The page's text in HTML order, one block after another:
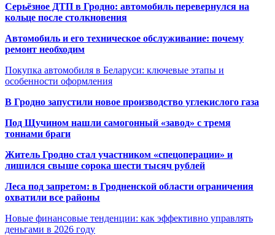
Серьёзное ДТП в Гродно: автомобиль перевернулся на
кольце после столкновения
Автомобиль и его техническое обслуживание: почему
ремонт необходим
Покупка автомобиля в Беларуси: ключевые этапы и
особенности оформления
В Гродно запустили новое производство углекислого газа
Под Щучином нашли самогонный «завод» с тремя
тоннами браги
Житель Гродно стал участником «спецоперации» и
лишился свыше сорока шести тысяч рублей
Леса под запретом: в Гродненской области ограничения
охватили все районы
Новые финансовые тенденции: как эффективно управлять
деньгами в 2026 году